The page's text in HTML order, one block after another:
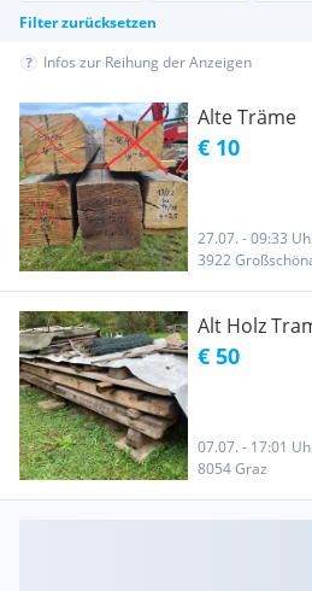
Filter zurücksetzen
Infos zur Reihung der Anzeigen
Alte Träme
€ 10
27.07. - 09:33
3922
Alt Holz
€ 50
07.07. - 17:01
8054 Graz